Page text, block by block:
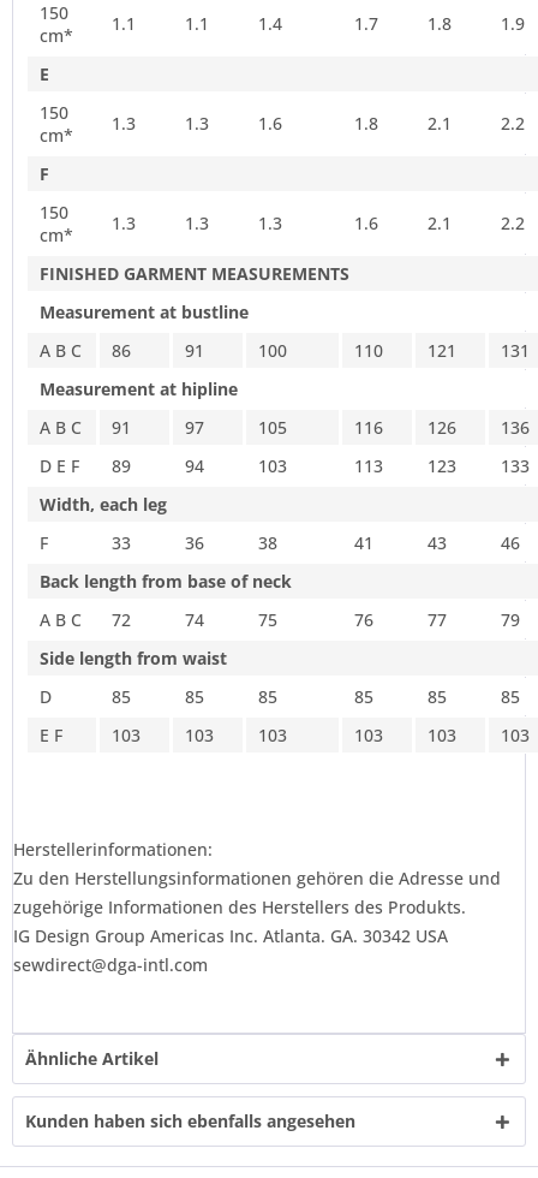
150
cm*
1.1 1.1 1.4 1.7 1.8 1.9
E
150
cm*
1.3 1.3 1.6 1.8 2.1 2.2
F
150
cm*
1.3 1.3 1.3 1.6 2.1 2.2
FINISHED GARMENT MEASUREMENTS
Measurement at bustline
A B C
86 91 100 110 121
131
Measurement at hipline
A B C
91 97 105 116 126
136
D E F
89 94 103 113 123
133
Width, each leg
F
33 36 38 41 43
46
Back length from base of neck
A B C
72 74 75 76 77
79
Side length from waist
D
85 85 85 85 85
85
E F
103 103 103 103 103 103
Herstellerinformationen:
Zu den Herstellungsinformationen gehören die Adresse und
zugehörige Informationen des Herstellers des Produkts.
IG Design Group Americas Inc. Atlanta. GA. 30342 USA
sewdirect@dga-intl.com
Ähnliche Artikel
Kunden haben sich ebenfalls angesehen